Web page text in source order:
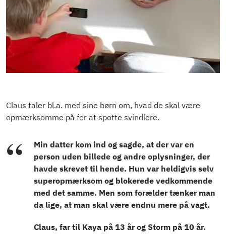
Claus taler bl.a. med sine børn om, hvad de skal være
opmærksomme på for at spotte svindlere.
Min datter kom ind og sagde, at der var en
person uden billede og andre oplysninger, der
havde skrevet til hende. Hun var heldigvis selv
superopmærksom og blokerede vedkommende
med det samme. Men som forælder tænker man
da lige, at man skal være endnu mere på vagt.
Claus, far til Kaya på 13 år og Storm på 10 år.